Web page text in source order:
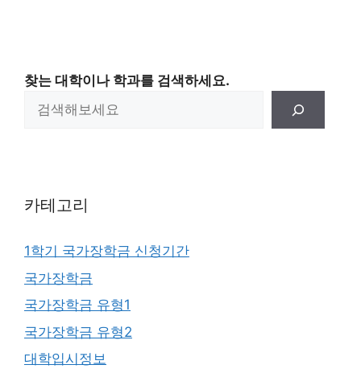
찾는 대학이나 학과를 검색하세요.
카테고리
1학기 국가장학금 신청기간
국가장학금
국가장학금 유형1
국가장학금 유형2
대학입시정보